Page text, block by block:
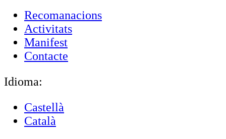
Recomanacions
Activitats
Manifest
Contacte
Idioma:
Castellà
Català